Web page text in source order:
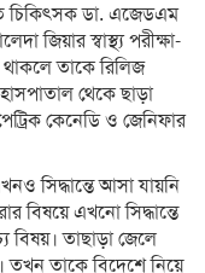
চিকিৎসক ডা. এজেডএম
জিয়ার স্বাস্থ্য পরীক্ষা-
তাকে রিলিজ
থেকে ছাড়া
কেনেডি ও জেনিফার
সিদ্ধান্তে আসা যায়নি
বিষয়ে এখনো সিদ্ধান্তে
বিষয়। তাছাড়া জেলে
তখন তাকে বিদেশে নিয়ে